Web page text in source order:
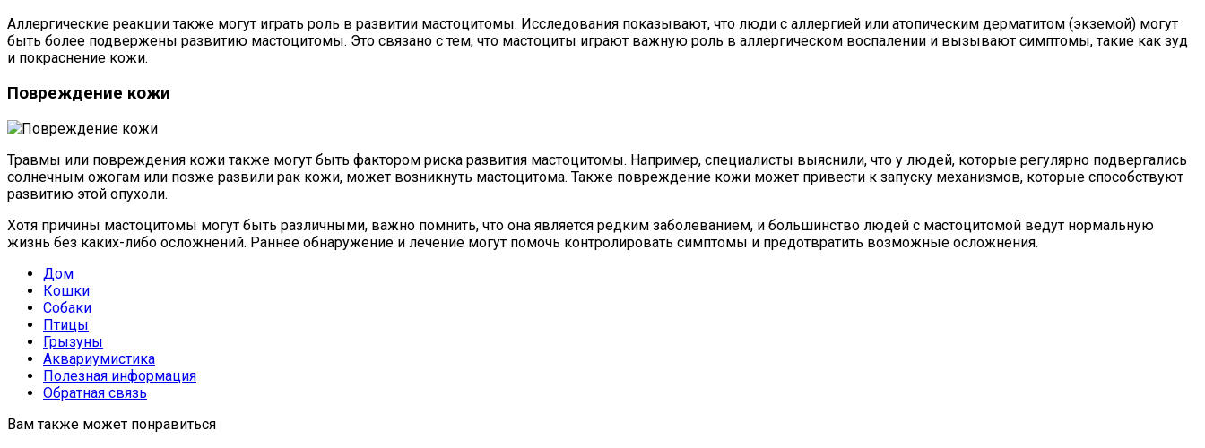
Аллергические реакции также могут играть роль в развитии мастоцитомы. Исследования показывают, что люди с аллергией или атопическим дерматитом (экземой) могут
быть более подвержены развитию мастоцитомы. Это связано с тем, что мастоциты играют важную роль в аллергическом воспалении и вызывают симптомы, такие как зуд
и покраснение кожи.
Повреждение кожи
Травмы или повреждения кожи также могут быть фактором риска развития мастоцитомы. Например, специалисты выяснили, что у людей, которые регулярно подвергались
солнечным ожогам или позже развили рак кожи, может возникнуть мастоцитома. Также повреждение кожи может привести к запуску механизмов, которые способствуют
развитию этой опухоли.
Хотя причины мастоцитомы могут быть различными, важно помнить, что она является редким заболеванием, и большинство людей с мастоцитомой ведут нормальную
жизнь без каких-либо осложнений. Раннее обнаружение и лечение могут помочь контролировать симптомы и предотвратить возможные осложнения.
Дом
Кошки
Собаки
Птицы
Грызуны
Аквариумистика
Полезная информация
Обратная связь
Вам также может понравиться